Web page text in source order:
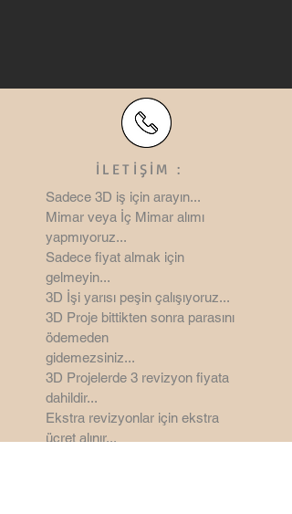
İLETİŞİM :
Sadece 3D iş için arayın...
Mimar veya İç Mimar alımı
yapmıyoruz...
Sadece fiyat almak için
gelmeyin...
3D İşi yarısı peşin çalışıyoruz...
3D Proje bittikten sonra parasını
ödemeden
gidemezsiniz...
3D Projelerde 3 revizyon fiyata
dahildir...
Ekstra revizyonlar için ekstra
ücret alınır...